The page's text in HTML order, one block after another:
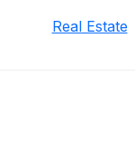
Real Estate